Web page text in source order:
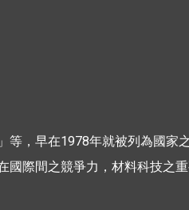
等，早在1978年就被列為國
際間之競爭力，材料科技之重